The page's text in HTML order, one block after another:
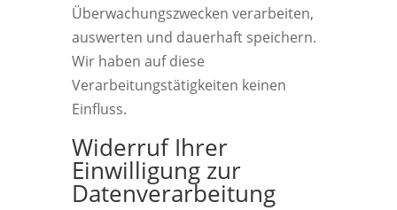
Überwachungszwecken verarbeiten,
auswerten und dauerhaft speichern.
Wir haben auf diese
Verarbeitungstätigkeiten keinen
Einfluss.
Widerruf Ihrer
Einwilligung zur
Datenverarbeitung